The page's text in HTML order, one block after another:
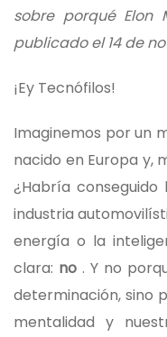
sobre porqué Elon
publicado el 14 de
¡Ey Tecnófilos!
Imaginemos por un
nacido en Europa y,
¿Habría
industria
energía o la
clara: no . Y no
determinación, sino
mentalidad y